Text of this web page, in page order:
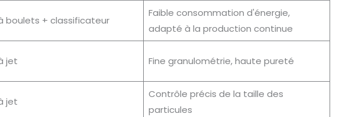
boulets + classificateur
Faible consommation d'énergie,
adapté à la production continue
jet Fine granulométrie, haute pureté
jet
Contrôle précis de la taille des
particules